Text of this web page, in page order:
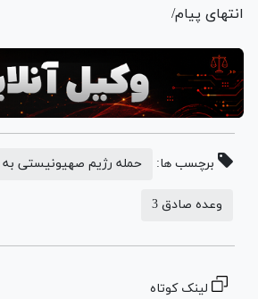
انتهای پیام/
برچسب ها: حمله رژیم صهیونیستی به
وعده صادق 3
لینک کوتاه